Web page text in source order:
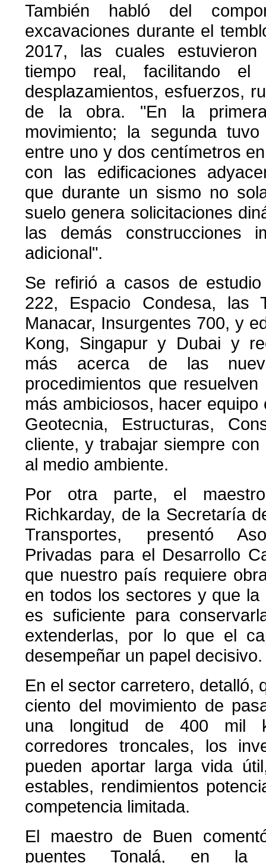
También habló del
excavaciones durante el
2017, las cuales estuvieron
tiempo real, facilitando el
desplazamientos, esfuerzos,
de la obra. "En la
movimiento; la segunda
entre uno y dos centímetros
con las edificaciones
que durante un sismo no
suelo genera solicitaciones
las demás construcciones
adicional".
Se refirió a casos de
222, Espacio Condesa, las
Manacar, Insurgentes 700, y
Kong, Singapur y Dubai y
más acerca de las
procedimientos que
más ambiciosos, hacer
Geotecnia, Estructuras,
cliente, y trabajar siempre
al medio ambiente.
Por otra parte, el
Richkarday, de la Secretaría
Transportes, presentó
Privadas para el Desarrollo
que nuestro país requiere
en todos los sectores y que la
es suficiente para
extenderlas, por lo que el
desempeñar un papel decisivo.
En el sector carretero, detalló,
ciento del movimiento de
una longitud de 400 mil
corredores troncales, los
pueden aportar larga vida
estables, rendimientos
competencia limitada.
El maestro de Buen
puentes Tonalá, en la